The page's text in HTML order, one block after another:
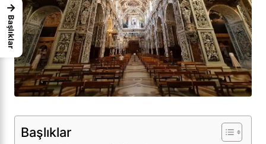
Başlıklar
→
Başlıklar